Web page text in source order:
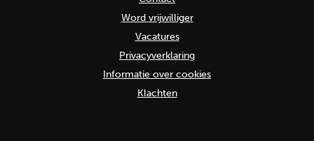
Word vrijwilliger
Vacatures
Privacyverklaring
Informatie over cookies
Klachten